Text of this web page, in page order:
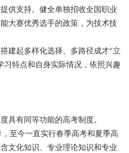
供支持。健全单独招收全国职业
大赛优秀选手的政策，为技术技
建起多样化选择、多路径成才“立
习特点和自身实际情况，依照兴趣
具有同等功能的高考制度。
至今一直实行春季高考和夏季高
文化知识、专业理论知识和专业